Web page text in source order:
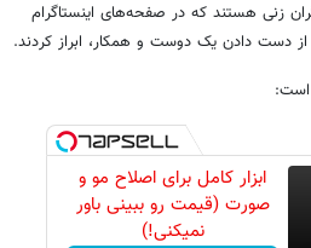
زنی هستند که در صفحه‌های اینستاگرام
دست دادن یک دوست و همکار، ابراز کردند.
است:
ابزار کامل برای اصلاح مو و
صورت (قیمت رو ببینی باور
نمیکنی!)